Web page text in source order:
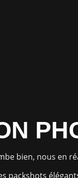
bien, nous en
packshots